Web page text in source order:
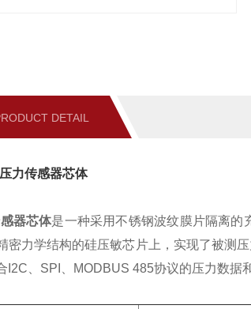
DETAIL
力传感器芯体
器芯体是一种采用不锈钢波纹膜片隔离的
密力学结构的硅压敏芯片上，实现了被测
I2C、SPI、MODBUS 485协议的压力数据
格